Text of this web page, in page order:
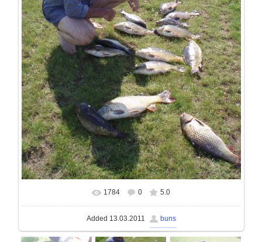
In real size 1200x1600/ 339.8Kb
1784 0 5.0
Added 13.03.2011 buns